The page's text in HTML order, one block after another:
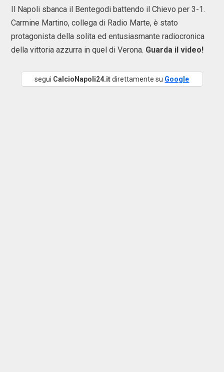
Il Napoli sbanca il Bentegodi battendo il Chievo per 3-1.
Carmine Martino, collega di Radio Marte, è stato
protagonista della solita ed entusiasmante radiocronica
della vittoria azzurra in quel di Verona. Guarda il video!
segui CalcioNapoli24.itdirettamente su Google